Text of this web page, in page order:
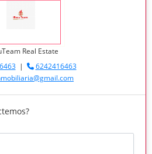
Real Estate
|
6242416463